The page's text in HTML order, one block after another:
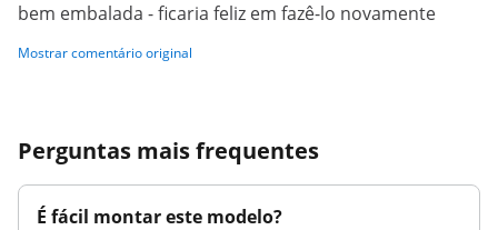
bem embalada - ficaria feliz em fazê-lo novamente
Mostrar comentário original
Perguntas mais frequentes
É fácil montar este modelo?